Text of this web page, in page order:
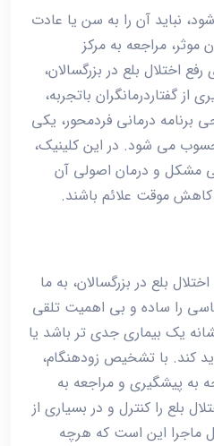
نباید آن را به سن یا عادت
مراجعه به مرکز
بلع در بزرگسالان،
از گفتاردرمانگران باتجربه،
برنامه درمانی فردمحور، یکی
می ‌شود. در این کلینیک،
مشکل و درمان اصولی آن
کاهش موقت علائم باشند.
بلع در بزرگسالان، به ما
را ساده و بی ‌اهمیت تلقی
یک بیماری جدی ‌تر باشد یا
کند. با تشخیص زودهنگام،
به پیشگیری و مراجعه به
بلع را کنترل و در بسیاری از
ماجرا این است که هرچه